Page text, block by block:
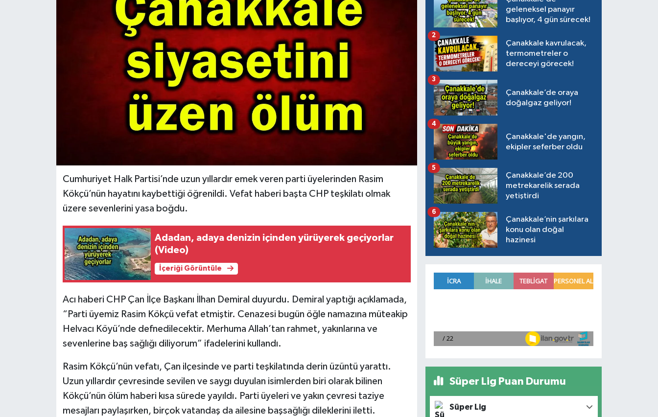
Cumhuriyet Halk Partisi’nde uzun yıllardır emek veren parti üyelerinden Rasim
Kökçü’nün hayatını kaybettiği öğrenildi. Vefat haberi başta CHP teşkilatı olmak
üzere sevenlerini yasa boğdu.
Adadan, adaya denizin içinden yürüyerek geçiyorlar
(Video)
İçeriği Görüntüle
Acı haberi CHP Çan İlçe Başkanı İlhan Demiral duyurdu. Demiral yaptığı açıklamada,
“Parti üyemiz Rasim Kökçü vefat etmiştir. Cenazesi bugün öğle namazına müteakip
Helvacı Köyü’nde defnedilecektir. Merhuma Allah’tan rahmet, yakınlarına ve
sevenlerine baş sağlığı diliyorum” ifadelerini kullandı.
Rasim Kökçü’nün vefatı, Çan ilçesinde ve parti teşkilatında derin üzüntü yarattı.
Uzun yıllardır çevresinde sevilen ve saygı duyulan isimlerden biri olarak bilinen
Kökçü’nün ölüm haberi kısa sürede yayıldı. Parti üyeleri ve yakın çevresi taziye
mesajları paylaşırken, birçok vatandaş da ailesine başsağlığı dileklerini iletti.
geleneksel panayır
başlıyor, 4 gün sürecek!
Çanakkale kavrulacak,
termometreler o
dereceyi görecek!
2
Çanakkale’de oraya
doğalgaz geliyor!
3
Çanakkale'de yangın,
ekipler seferber oldu
4
Çanakkale’de 200
metrekarelik serada
yetiştirdi
5
Çanakkale’nin şarkılara
konu olan doğal
hazinesi
6
Süper Lig Puan Durumu
Süper Lig